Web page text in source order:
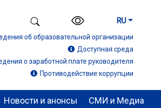
RU
об образовательной организации
Доступная среда
о заработной плате руководителя
Противодействие коррупции
Новости и анонсы СМИ и Медиа